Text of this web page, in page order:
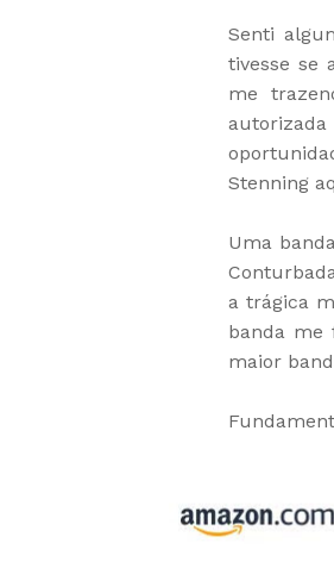
Senti
tivesse se
me
Stenning
Uma
a trágica
banda me
maior